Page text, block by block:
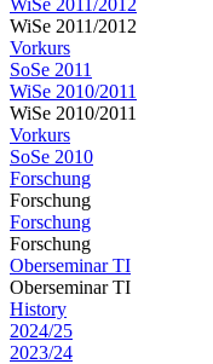
WiSe 2011/2012
WiSe 2011/2012
Vorkurs
SoSe 2011
WiSe 2010/2011
WiSe 2010/2011
Vorkurs
SoSe 2010
Forschung
Forschung
Forschung
Forschung
Oberseminar TI
Oberseminar TI
History
2024/25
2023/24